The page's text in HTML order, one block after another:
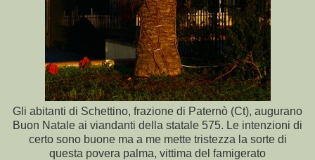
Gli abitanti di Schettino, frazione di Paternò (Ct), augurano
Buon Natale ai viandanti della statale 575. Le intenzioni di
certo sono buone ma a me mette tristezza la sorte di
questa povera palma, vittima del famigerato